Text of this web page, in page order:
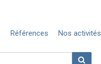
Nos activités
Références